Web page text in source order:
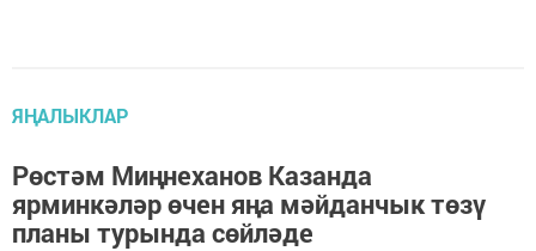
ЯҢАЛЫКЛАР
Рөстәм Миңнеханов Казанда
ярминкәләр өчен яңа мәйданчык төзү
планы турында сөйләде